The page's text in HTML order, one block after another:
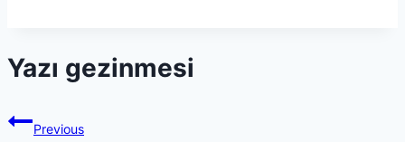
Yazı gezinmesi
Previous